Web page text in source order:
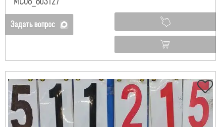
Задать вопрос